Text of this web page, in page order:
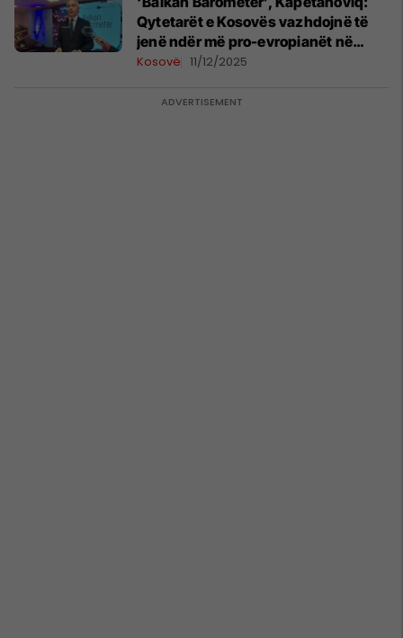
Qytetarët e Kosovës vazhdojnë të
jenë ndër më pro-evropianët në
rajon
Kosovë 11/12/2025